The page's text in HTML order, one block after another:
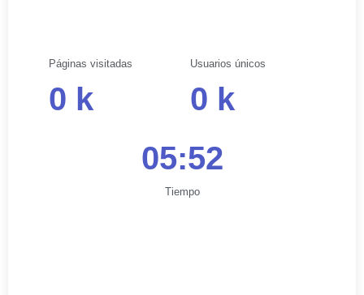
Páginas visitadas
0 k
Usuarios únicos
0 k
05:52
Tiempo